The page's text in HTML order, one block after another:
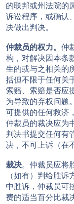
的联邦或州法院的
诉讼程序，或确认
决做出判决。
仲裁员的权力。 仲
构，对解决因本条
生的或与之相关的
括但不限于任何关
索赔、索赔是否应
为导致的弃权问题
可提供的任何救济
仲裁员的裁决应为
判决书提交任何有
决，不可上诉（在
裁决。仲裁员应将
（如有）判给胜
中胜诉，仲裁员可
费的适当百分比裁